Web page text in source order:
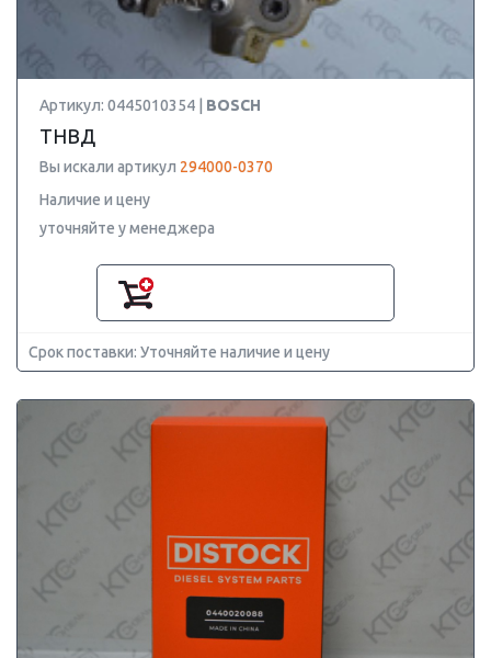
Артикул: 0445010354 | BOSCH
ТНВД
Вы искали артикул 294000-0370
Наличие и цену
уточняйте у менеджера
Срок поставки: Уточняйте наличие и цену